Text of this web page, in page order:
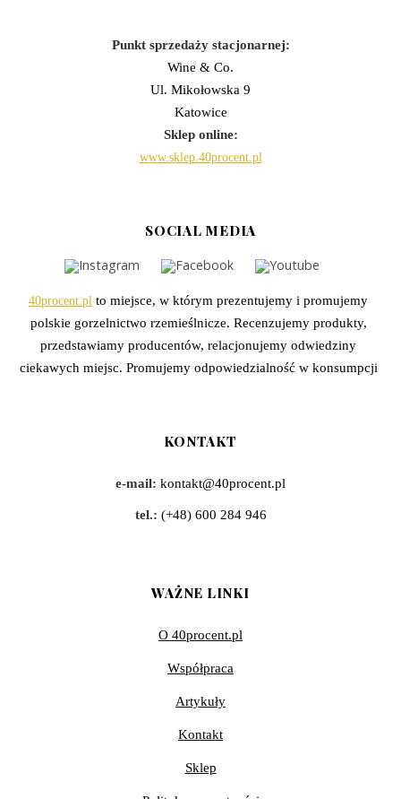
Punkt sprzedaży stacjonarnej:
Wine & Co.
Ul. Mikołowska 9
Katowice
Sklep online:
www.sklep.40procent.pl
SOCIAL MEDIA
40procent.pl to miejsce, w którym prezentujemy i promujemy
polskie gorzelnictwo rzemieślnicze. Recenzujemy produkty,
przedstawiamy producentów, relacjonujemy odwiedziny
ciekawych miejsc. Promujemy odpowiedzialność w konsumpcji
KONTAKT
e-mail: kontakt@40procent.pl
tel.: (+48) 600 284 946
WAŻNE LINKI
O 40procent.pl
Współpraca
Artykuły
Kontakt
Sklep